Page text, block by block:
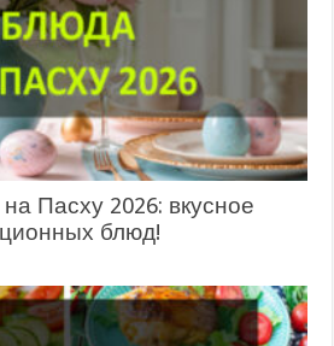
Пасху 2026: вкусное
блюд!